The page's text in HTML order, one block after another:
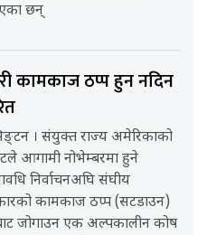
छन्
कामकाज ठप्प हुन नदिन
। संयुक्त राज्य अमेरिकाको
आगामी नोभेम्बरमा हुने
निर्वाचनअघि संघीय
कामकाज ठप्प (सटडाउन)
जोगाउन एक अल्पकालीन कोष